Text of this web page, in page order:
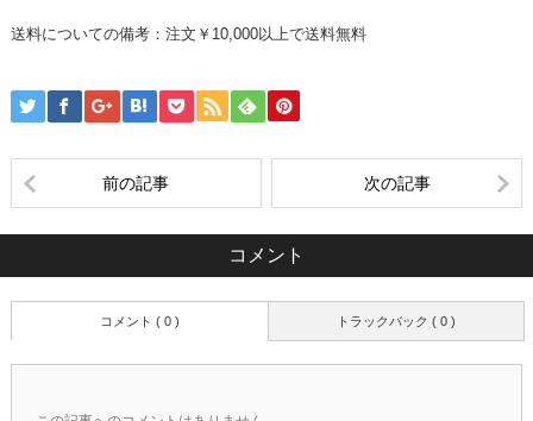
送料についての備考：注文￥10,000以上で送料無料
前の記事 次の記事
コメント
トラックバック ( 0 )
コメント ( 0 )